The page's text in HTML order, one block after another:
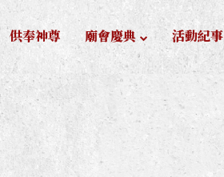
供奉神尊 廟會慶典 活動紀事